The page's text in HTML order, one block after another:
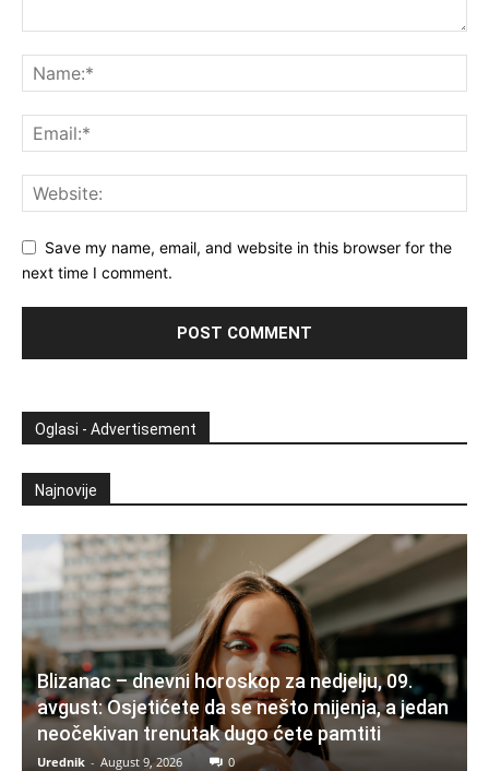
Save my name, email, and website in this browser for the
next time I comment.
Oglasi - Advertisement
Najnovije
Blizanac – dnevni horoskop za nedjelju, 09.
avgust: Osjetićete da se nešto mijenja, a jedan
neočekivan trenutak dugo ćete pamtiti
Urednik - August 9, 2026 0